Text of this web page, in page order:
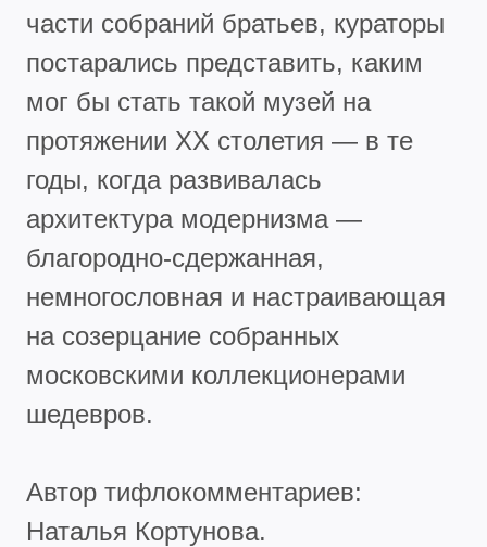
части собраний братьев, кураторы
постарались представить, каким
мог бы стать такой музей на
протяжении ХХ столетия — в те
годы, когда развивалась
архитектура модернизма —
благородно-сдержанная,
немногословная и настраивающая
на созерцание собранных
московскими коллекционерами
шедевров.
Автор тифлокомментариев:
Наталья Кортунова.